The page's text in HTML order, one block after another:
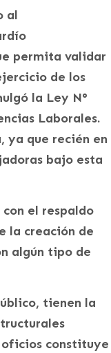
al
permita validar
de los
la Ley N°
Laborales.
ya que recién en
bajo esta
el respaldo
la creación de
algún tipo de
tienen la
constituye